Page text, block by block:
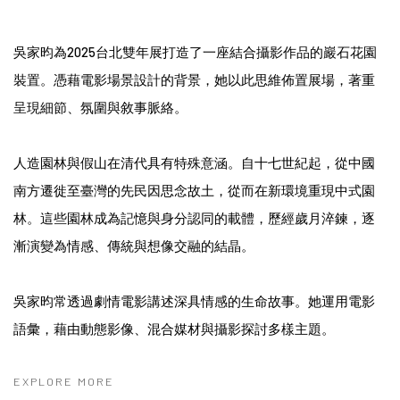
吳家昀為2025台北雙年展打造了一座結合攝影作品的巖石花園
裝置。憑藉電影場景設計的背景，她以此思維佈置展場，著重
呈現細節、氛圍與敘事脈絡。
人造園林與假山在清代具有特殊意涵。自十七世紀起，從中國
南方遷徙至臺灣的先民因思念故土，從而在新環境重現中式園
林。這些園林成為記憶與身分認同的載體，歷經歲月淬鍊，逐
漸演變為情感、傳統與想像交融的結晶。
吳家昀常透過劇情電影講述深具情感的生命故事。她運用電影
語彙，藉由動態影像、混合媒材與攝影探討多樣主題。
EXPLORE MORE